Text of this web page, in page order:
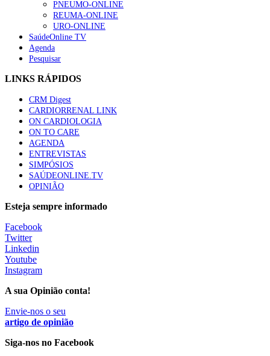
“Os programas de rastreio do cancro do pulmão são
custo-efetivos e representam um investimento
sustentável para os sistemas de saúde”
88 visualizações
Quase quatro em cada dez doentes com enfarte
86 visualizações
Trodelvy aprovado para primeira linha no cancro da
mama triplo negativo metastático em doentes não
elegíveis para inibidores PD-(L)1
61 visualizações
MAIS NOTÍCIAS
Quase 11.900 jovens recorreram aos cheques psicólogo e
nutricionista no primeiro mês
7 Ago, 2026
ULS de Coimbra estreia cirurgia endoscópica do ouvido com
apoio robótico em Portugal
7 Ago, 2026 0 Comments
PNEUMO-ONLINE
REUMA-ONLINE
URO-ONLINE
SaúdeOnline TV
Agenda
Pesquisar
LINKS RÁPIDOS
CRM Digest
CARDIORRENAL LINK
ON CARDIOLOGIA
ON TO CARE
AGENDA
ENTREVISTAS
SIMPÓSIOS
SAÚDEONLINE.TV
OPINIÃO
Esteja sempre informado
Facebook
Twitter
Linkedin
Youtube
Instagram
A sua Opinião conta!
Envie-nos o seu
artigo de opinião
Siga-nos no Facebook